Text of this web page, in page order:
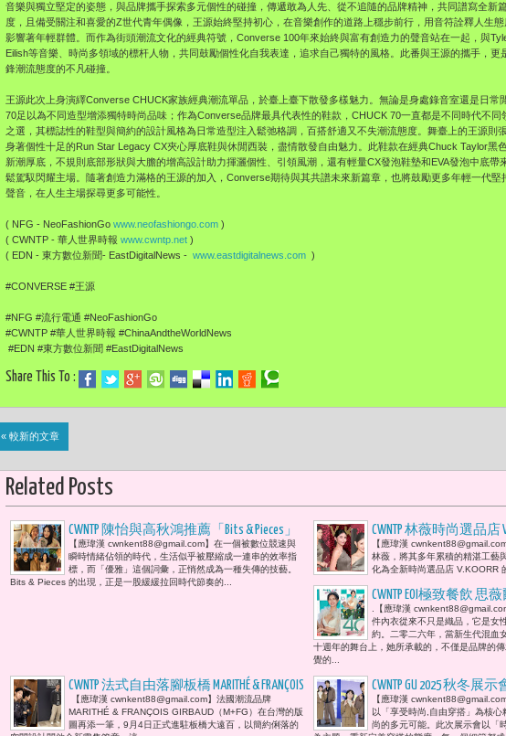
音樂與獨立堅定的姿態， 與品牌攜手探索多元個性的碰撞，傳遞敢為人先、 從不追隨的品牌精神，共同譜寫全新
度， 且備受關注和喜愛的Z世代青年偶像，王源始終堅持初心， 在音樂創作的道路上穩步前行，用音符詮釋人生態
影響著年輕群體。 而作為街頭潮流文化的經典符號，Converse 100年來始終與富有創造力的聲音站在一起，與
Eilish等音樂、時尚多領域的標杆人物， 共同鼓勵個性化自我表達，追求自己獨特的風格。 此番與王源的攜手， 更
鋒潮流態度的不凡碰撞。
王源此次上身演繹Converse CHUCK家族經典潮流單品，於臺上臺下散發多樣魅力。 無論是身處錄音室還是日常
70足以為不同造型增添獨特時尚品味； 作為Converse品牌最具代表性的鞋款，CHUCK 70一直都是不同時代不同
之選， 其標誌性的鞋型與簡約的設計風格為日常造型注入鬆弛格調， 百搭舒適又不失潮流態度。舞臺上的王源則
身著個性十足的Run Star Legacy CX夾心厚底鞋與休閒西裝，盡情散發自由魅力。 此鞋款在經典Chuck Taylor黑
新潮厚底， 不規則底部形狀與大膽的增高設計助力揮灑個性、引領風潮， 還有輕量CX發泡鞋墊和EVA發泡中底帶
鬆駕馭閃耀主場。隨著創造力滿格的王源的加入， Converse期待與其共譜未來新篇章， 也將鼓勵更多年輕一代堅
聲音， 在人生主場探尋更多可能性。
( NFG - NeoFashionGo www.neofashiongo.com )
( CWNTP - 華人世界時報 www.cwntp.net )
( EDN - 東方數位新聞- EastDigitalNews - www.eastdigitalnews.com )
#CONVERSE #王源
#NFG #流行電通 #NeoFashionGo
#CWNTP #華人世界時報 #ChinaAndtheWorldNews
#EDN #東方數位新聞 #EastDigitalNews
Share This To :
« 較新的文章
Related Posts
CWNTP 陳怡與高秋鴻推薦「Bits & Pieces」
以日本百年手帕品牌 傳遞彼此被遺忘的
生活溫度 「願你今天也被溫柔對待。」
讓胡寶莉與先生王應傑相視一笑 所有的
【應瑋漢 cwnkent88@gmail.com】在一個被數位競速與
瞬時情緒佔領的時代，生活似乎被壓縮成一連串的效率指
標，而「優雅」這個詞彙，正悄然成為一種失傳的技藝。
Bits & Pieces 的出現，正是一股緩緩拉回時代節奏的...
​CWNTP 林薇時尚選品店
娜以及申力安、林采
齊聚現身剪綵 連忙於
不忘姊妹情 送花恭賀..
【應瑋漢
林薇，將其多年累積的精湛工藝
化為全新時尚選品店 V.KOORR
CWNTP EOI極致餐飲 思
鄭芯恩學會溫柔地擁
界都會為妳轉身
.【應瑋漢
件內衣從來不只是織品，它是女
約。二零二六年，當新生代混血
十週年的舞台上，她所承載的，不僅是品牌的
覺的...
CWNTP 法式自由落腳板橋 MARITHÉ & FRANÇOIS
GIRBAUD（M+FG）新店揭幕 彭千祐率性演
繹早秋時尚
【應瑋漢 cwnkent88@gmail.com】法國潮流品牌
MARITHÉ & FRANÇOIS GIRBAUD（M+FG）在台灣的版
圖再添一筆，9月4日正式進駐板橋大遠百，以簡約俐落的
CWNTP GU 2025 秋冬展
焦凡凡演繹都會學院
【應瑋漢
以「享受時尚,自由穿搭」為核
尚的多元可能。此次展示會以「